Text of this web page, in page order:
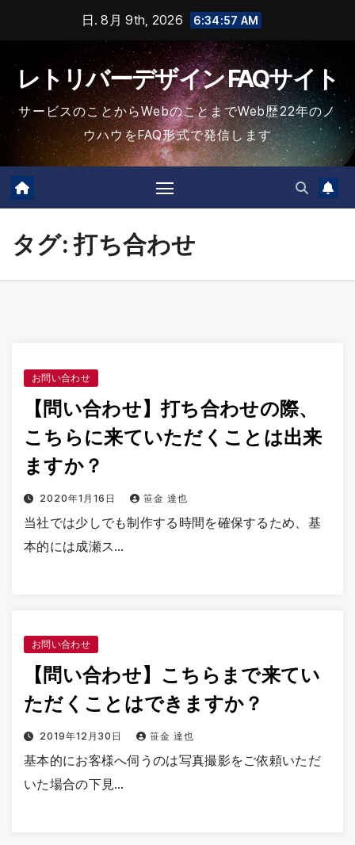
キ
ッ
日. 8月 9th, 2026 6:34:57 AM
レトリバーデザイン FAQサイト
サービスのことからWebのことまでWeb歴22年のノ
ウハウをFAQ形式で発信します
タグ:打ち合わせ
お問い合わせ
【問い合わせ】打ち合わせの際、
こちらに来ていただくことは出来
ますか？
2020年1月16日 笹金 達也
当社では少しでも制作する時間を確保するため、基
本的には成瀬ス…
お問い合わせ
【問い合わせ】こちらまで来てい
ただくことはできますか？
2019年12月30日 笹金 達也
基本的にお客様へ伺うのは写真撮影をご依頼いただ
いた場合の下見…